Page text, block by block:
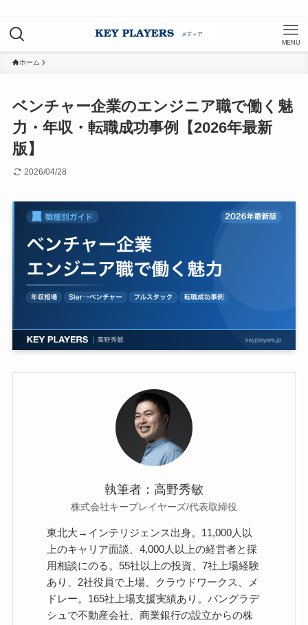
MENU
ホーム
ベンチャー企業のエンジニア職で働く魅
力・年収・転職成功事例【2026年最新
版】
2026/04/28
執筆者：高野秀敏
株式会社キープレイヤーズ/代表取締役
東北大→インテリジェンス出身。11,000人以
上のキャリア面談、4,000人以上の経営者と採
用相談にのる。55社以上の投資、7社上場経験
あり、2社役員で上場、クラウドワークス、メ
ドレー。165社上場支援実績あり。バングラデ
シュで不動産会社、商業銀行の設立からの株